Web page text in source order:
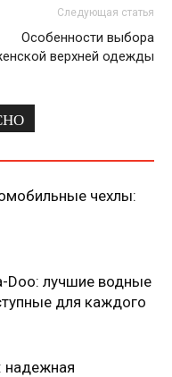
Следующая статья
Особенности выбора
верхней одежды
чехлы:
Doo: лучшие водные
для каждого
надежная